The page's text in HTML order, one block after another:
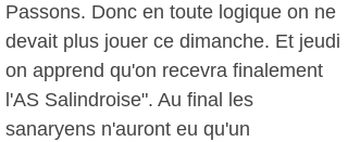
Passons. Donc en toute logique on ne
devait plus jouer ce dimanche. Et jeudi
on apprend qu'on recevra finalement
l'AS Salindroise". Au final les
sanaryens n'auront eu qu'un